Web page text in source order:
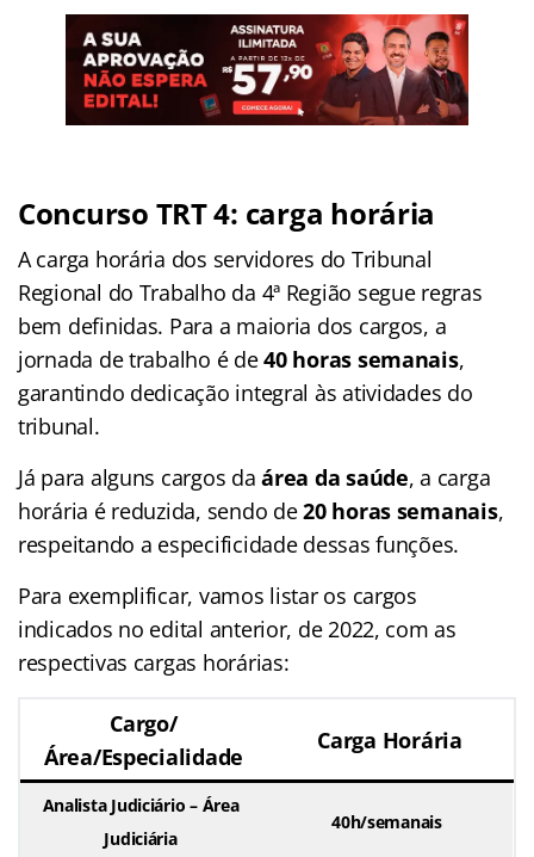
Concurso TRT 4: carga horária
A carga horária dos servidores do Tribunal
Regional do Trabalho da 4ª Região segue regras
bem definidas. Para a maioria dos cargos, a
jornada de trabalho é de40 horas semanais,
garantindo dedicação integral às atividades do
tribunal.
Já para alguns cargos daárea da saúde, a carga
horária é reduzida, sendo de20 horas semanais,
respeitando a especificidade dessas funções.
Para exemplificar, vamos listar os cargos
indicados no edital anterior, de 2022, com as
respectivas cargas horárias:
Cargo/
Área/Especialidade
Carga Horária
Analista Judiciário – Área
Judiciária
40h/semanais